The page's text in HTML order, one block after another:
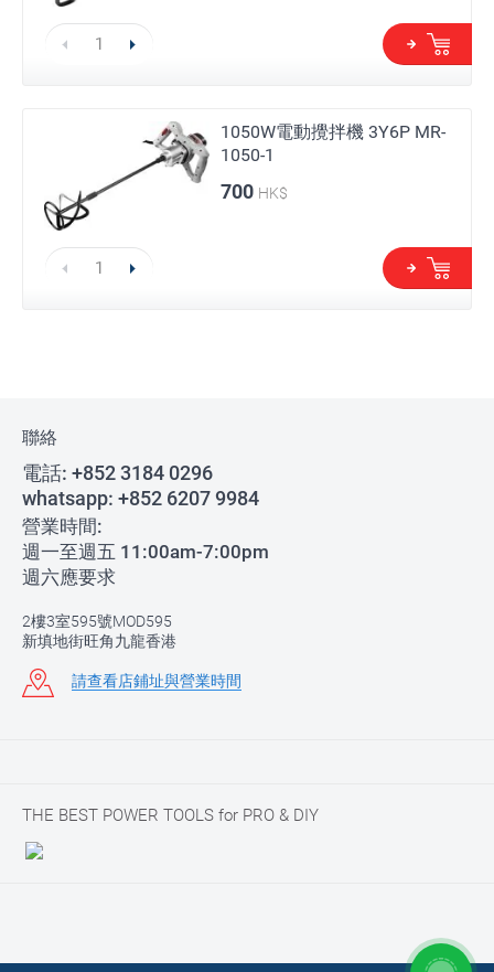
1050W電動攪拌機 3Y6P MR-
1050-1
700 HK$
聯絡
電話: +852 3184 0296
whatsapp: +852 6207 9984
營業時間:
週一至週五 11:00am-7:00pm
週六應要求
2樓3室595號MOD595
新填地街旺角九龍香港
請查看店鋪址與營業時間
THE BEST POWER TOOLS for PRO & DIY